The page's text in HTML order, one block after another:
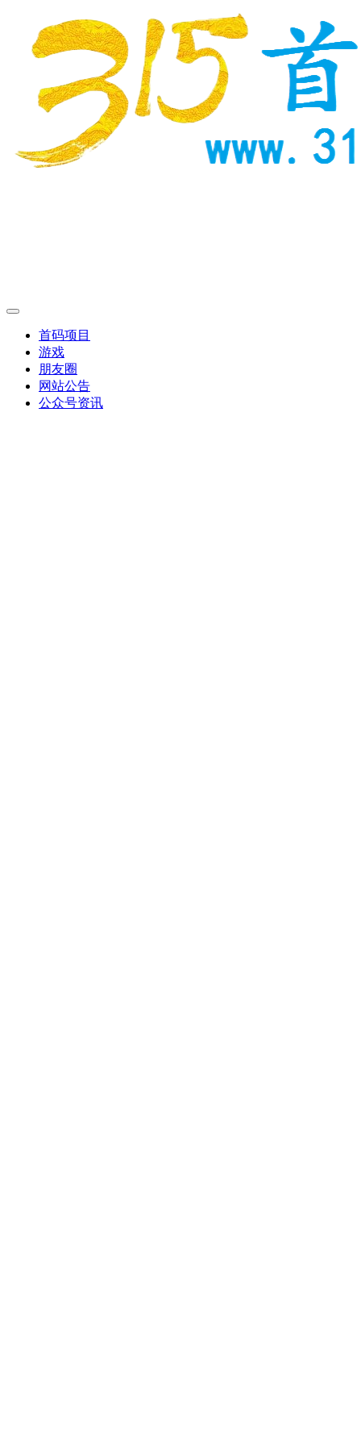
首码项目
游戏
朋友圈
网站公告
公众号资讯